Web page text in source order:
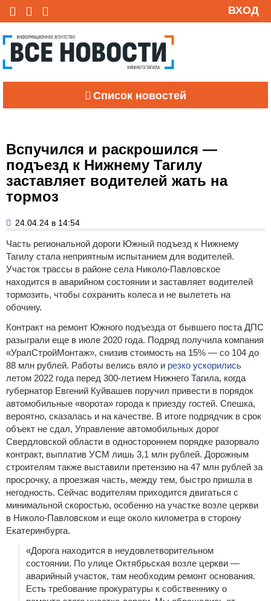
ВХОД
Список новостей
Вспучился и раскрошился —
подъезд к Нижнему Тагилу
заставляет водителей жать на
тормоз
24.04.24 в 14:54
Часть региональной дороги Южный подъезд к Нижнему
Тагилу стала неприятным испытанием для водителей.
Участок трассы в районе села Николо-Павловское
находится в аварийном состоянии и заставляет водителей
тормозить, чтобы сохранить колеса и не вылететь на
обочину.
Контракт на ремонт Южного подъезда от бывшего поста ДПС
разыграли еще в июле 2020 года. Подряд получила компания
«УралСтройМонтаж», снизив стоимость на 15% — со 104 до
88 млн рублей. Работы велись вяло и резко ускорились
летом 2022 года перед 300-летием Нижнего Тагила, когда
губернатор Евгений Куйвашев поручил привести в порядок
автомобильные «ворота» города к приезду гостей. Спешка,
вероятно, сказалась и на качестве. В итоге подрядчик в срок
объект не сдал, Управление автомобильных дорог
Свердловской области в одностороннем порядке разорвало
контракт, выплатив УСМ лишь 3,1 млн рублей. Дорожным
строителям также выставили претензию на 47 млн рублей за
просрочку, а проезжая часть, между тем, быстро пришла в
негодность. Сейчас водителям приходится двигаться с
минимальной скоростью, особенно на участке возле церкви
в Николо-Павловском и еще около километра в сторону
Екатеринбурга.
«Дорога находится в неудовлетворительном
состоянии. По улице Октябрьская возле церкви —
аварийный участок, там необходим ремонт основания.
Есть требование прокуратуры к собственнику о